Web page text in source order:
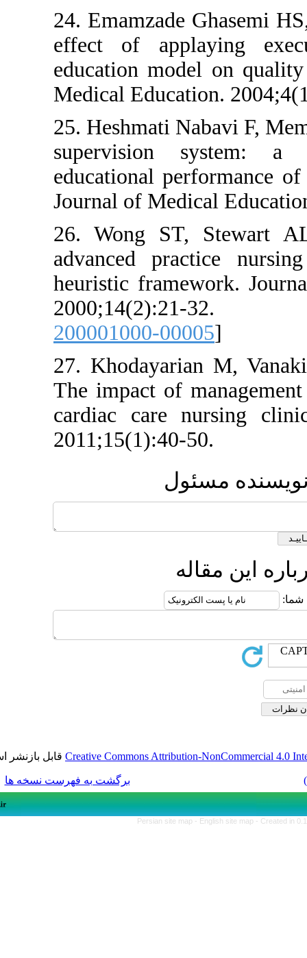
24. Emamzade
effect of
education model
Medical
25. Heshmati
supervision
educational
Journal of Medical
26. Wong ST,
advanced
heuristic
200001000-00005
27. Khodayarian
The impact of
cardiac care
2011;15(1):40-50.
مسئول
مقاله
Creative Commons Attribution-قابل بازنشر است.
برگشت به فهرست نسخه ها
Persian site map -English